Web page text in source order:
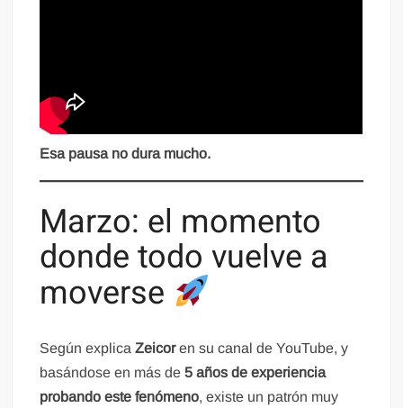
Esa pausa no dura mucho.
Marzo: el momento
donde todo vuelve a
moverse
Según explicaZeicoren su canal de YouTube, y
basándose en más de5 años de experiencia
probando este fenómeno, existe un patrón muy